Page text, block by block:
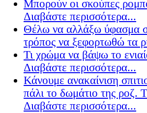
Μπορούν οι σκούπες
Διαβάστε περισσότερα...
Θέλω να αλλάξω ύφασμα
τρόπος να ξεφορτωθώ τα
Τι χρώμα να βάψω το
Διαβάστε περισσότερα...
Κάνουμε ανακαίνιση
πάλι το δωμάτιο της ροζ.
Διαβάστε περισσότερα...